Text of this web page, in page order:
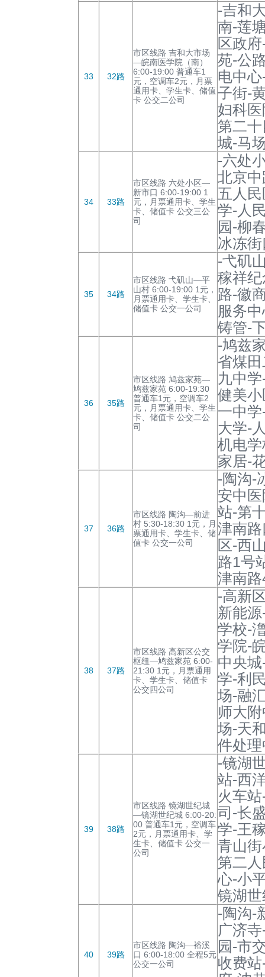
33 32路
市区线路 吉和大市场
—皖南医学院（南）
6:00-19:00 普通车1
元，空调车2元，月票
通用卡、学生卡、储值
卡 公交二公司
-吉和
南-莲
区政
苑-公
电中
子街-
妇科
第二
城-马
34 33路
市区线路 六处小区—
新市口 6:00-19:00 1
元，月票通用卡、学生
卡、储值卡 公交三公
司
-六处
北京
五人
学-人
园-柳
冰冻
35 34路
市区线路 弋矶山—平
山村 6:00-19:00 1元，
月票通用卡、学生卡、
储值卡 公交一公司
-弋矶
稼祥
路-徽
服务
铸管-
36 35路
市区线路 鸠兹家苑—
鸠兹家苑 6:00-19:30
普通车1元，空调车2
元，月票通用卡、学生
卡、储值卡 公交二公
司
-鸠兹
省煤
九中
健美
一中
大学-
机电
家居-
37 36路
市区线路 陶沟—前进
村 5:30-18:30 1元，月
票通用卡、学生卡、储
值卡 公交一公司
-陶沟-
安中
站-第
津南
区-西
路1号
津南
38 37路
市区线路 高新区公交
枢纽—鸠兹家苑 6:00-
21:30 1元，月票通用
卡、学生卡、储值卡
公交四公司
-高新
新能
学校-
学院-
中央
学-利
场-融
师大
场-天
件处
39 38路
市区线路 镜湖世纪城
—镜湖世纪城 6:00-20:
00 普通车1元，空调车
2元，月票通用卡、学
生卡、储值卡 公交一
公司
-镜湖
站-西
火车
司-长
学-王
青山
第二
心-小
镜湖
40 39路
市区线路 陶沟—裕溪
口 6:00-18:00 全程5元
公交一公司
-陶沟-
广济
园-市
收费